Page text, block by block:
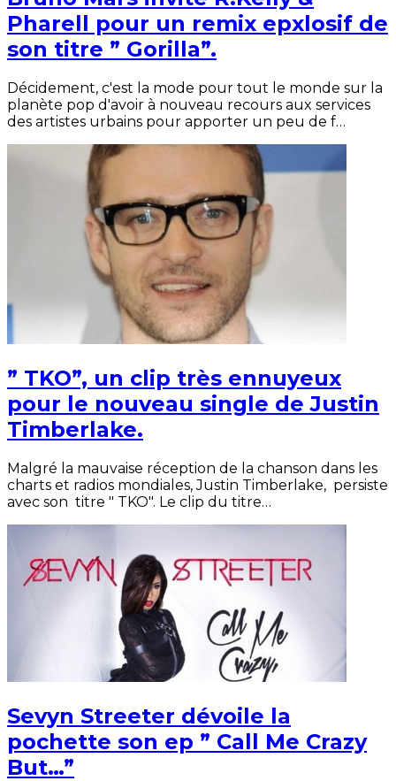
Pharell pour un remix epxlosif de
son titre ” Gorilla”.
Décidement, c'est la mode pour tout le monde sur la
planète pop d'avoir à nouveau recours aux services
des artistes urbains pour apporter un peu de f…
” TKO”, un clip très ennuyeux
pour le nouveau single de Justin
Timberlake.
Malgré la mauvaise réception de la chanson dans les
charts et radios mondiales, Justin Timberlake, persiste
avec son titre " TKO". Le clip du titre…
Sevyn Streeter dévoile la
pochette son ep ” Call Me Crazy
But…”